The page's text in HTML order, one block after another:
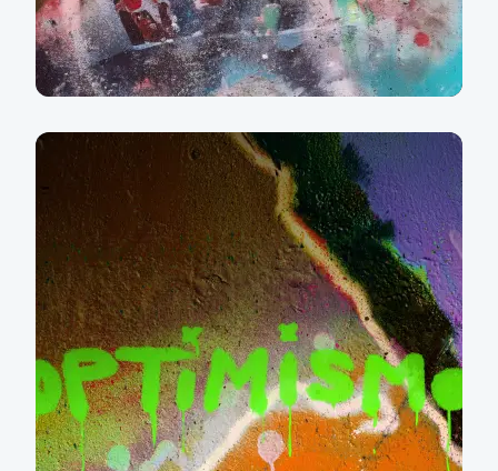
Důchod v křesle s
pletením? U moře se
serfem!
Více informací